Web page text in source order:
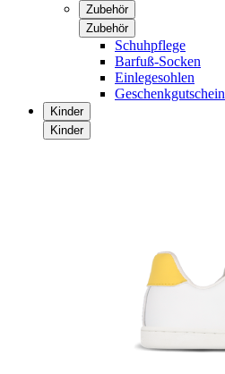
Zubehör
Zubehör
Schuhpflege
Barfuß-Socken
Einlegesohlen
Geschenkgutschein
Kinder
Kinder